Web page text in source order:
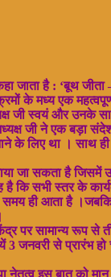
जाता है : ‘बूथ जीता
के मध्य एक
जी स्वयं और उनके
जी ने एक बड़ा संदेश
लिए था । साथ ही
जा सकता है जिसमें
कि सभी स्तर के
ही आता है ।जबकि
पर सामान्य रूप से
3 जनवरी से
नेतृत्व इस बात को